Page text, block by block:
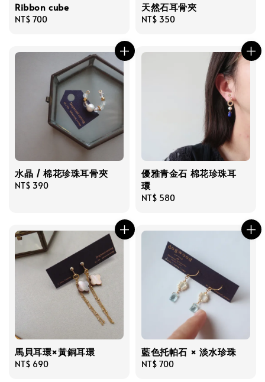
Ribbon cube
Regular
NT$ 700
天然石耳骨夾
Regular
NT$ 350
水晶 / 棉花珍珠耳骨夾
Regular
NT$ 390
優雅青金石 棉花珍珠耳
環
Regular
NT$ 580
馬貝耳環×黃銅耳環
Regular
NT$ 690
藍色托帕石 × 淡水珍珠
Regular
NT$ 700